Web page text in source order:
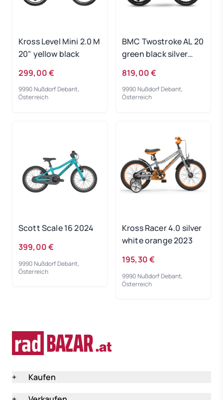
Kross Level Mini 2.0 M
20" yellow black
299,00 €
9990 Nußdorf Debant,
Österreich
BMC Twostroke AL 20
green black silver
819,00 €
9990 Nußdorf Debant,
Österreich
Scott Scale 16 2024
399,00 €
9990 Nußdorf Debant,
Österreich
Kross Racer 4.0 silver
white orange 2023
195,30 €
9990 Nußdorf Debant,
Österreich
+
Kaufen